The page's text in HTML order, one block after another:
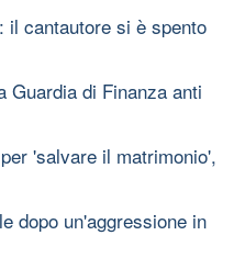
il cantautore si è spento
Guardia di Finanza anti
'salvare il matrimonio',
dopo un'aggressione in